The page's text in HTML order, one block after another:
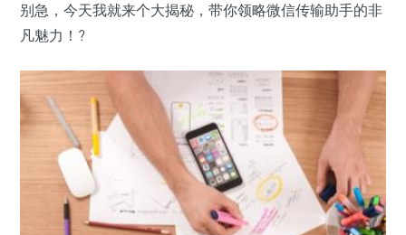
别急，今天我就来个大揭秘，带你领略微信传输助手的非
凡魅力！?